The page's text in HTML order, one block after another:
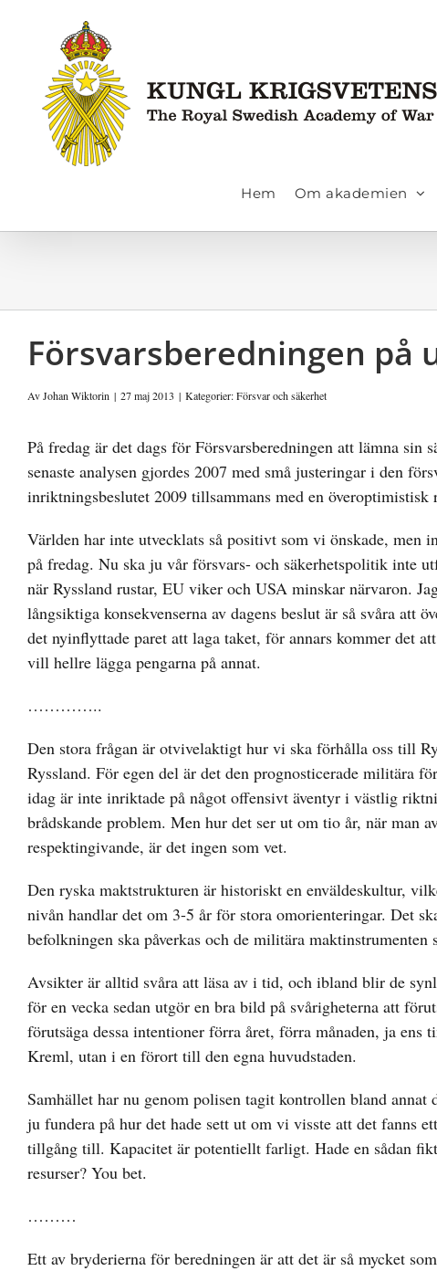
innehållet
Hem Om akademien
Försvarsberedningen på
AvJohan Wiktorin | 27 maj 2013 | Kategorier:Försvar och säkerhet
På fredag är det dags för Försvarsberedningen att lämna
senaste analysen gjordes 2007 med små justeringar i den
inriktningsbeslutet 2009 tillsammans med en
Världen har inte utvecklats så positivt som vi önskade, men
på fredag. Nu ska ju vår försvars- och säkerhetspolitik inte
när Ryssland rustar, EU viker och USA minskar närvaron.
långsiktiga konsekvenserna av dagens beslut är så svåra att
det nyinflyttade paret att laga taket, för annars kommer det
vill hellre lägga pengarna på annat.
…………..
Den stora frågan är otvivelaktigt hur vi ska förhålla oss till
Ryssland. För egen del är det den prognosticerade militära
idag är inte inriktade på något offensivt äventyr i västlig
brådskande problem. Men hur det ser ut om tio år, när man
respektingivande, är det ingen som vet.
Den ryska maktstrukturen är historiskt en enväldeskultur,
nivån handlar det om 3-5 år för stora omorienteringar. Det
befolkningen ska påverkas och de militära
Avsikter är alltid svåra att läsa av i tid, och ibland blir de
för en vecka sedan utgör en bra bild på svårigheterna att
förutsäga dessa intentioner förra året, förra månaden, ja
Kreml, utan i en förort till den egna huvudstaden.
Samhället har nu genom polisen tagit kontrollen bland
ju fundera på hur det hade sett ut om vi visste att det fanns
tillgång till. Kapacitet är potentiellt farligt. Hade en sådan
resurser? You bet.
………
Ett av bryderierna för beredningen är att det är så mycket